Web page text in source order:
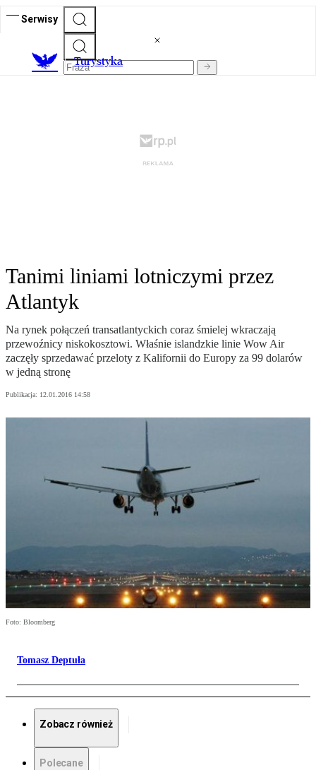
Serwisy
Turystyka
Tanimi liniami lotniczymi przez
Atlantyk
Na rynek połączeń transatlantyckich coraz śmielej wkraczają
przewoźnicy niskokosztowi. Właśnie islandzkie linie Wow Air
zaczęły sprzedawać przeloty z Kalifornii do Europy za 99 dolarów
w jedną stronę
Publikacja: 12.01.2016 14:58
Foto: Bloomberg
Tomasz Deptuła
Zobacz również
Polecane